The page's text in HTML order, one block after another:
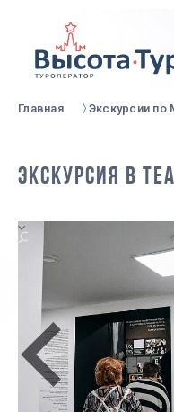
Главная Экскурсии по
ЭКСКУРСИЯ В